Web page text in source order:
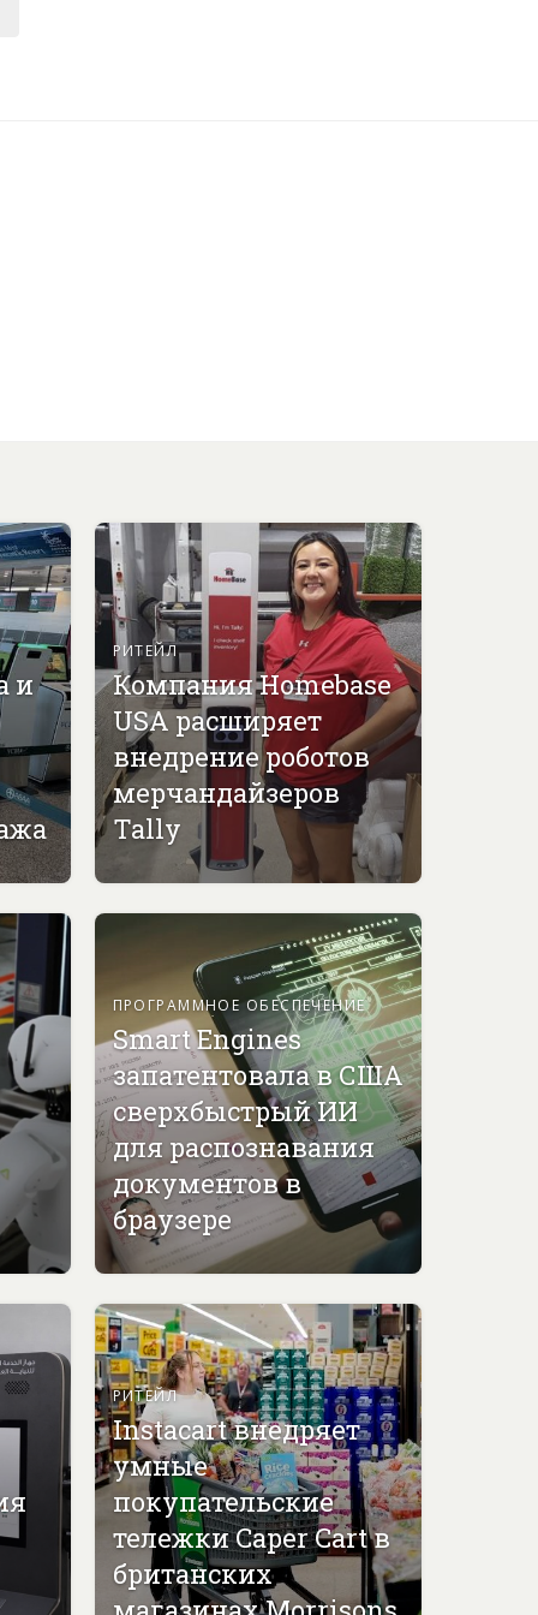
и
РИТЕЙЛ
Компания Homebase
USA расширяет
внедрение роботов
мерчандайзеров
Tally
ПРОГРАММНОЕ ОБЕСПЕЧЕНИЕ
Smart Engines
запатентовала в США
сверхбыстрый ИИ
для распознавания
документов в
браузере
РИТЕЙЛ
Instacart внедряет
умные
покупательские
тележки Caper Cart в
британских